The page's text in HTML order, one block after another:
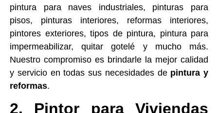
pintura para naves industriales, pinturas para
pisos, pinturas interiores, reformas interiores,
pintores exteriores, tipos de pintura, pintura para
impermeabilizar, quitar gotelé y mucho más.
Nuestro compromiso es brindarle la mejor calidad
y servicio en todas sus necesidades de pintura y
reformas.
2. Pintor para Viviendas